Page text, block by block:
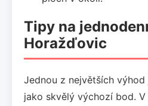
Tipy na
Horažďovic
Jednou z největších
jako skvělý výchozí bod.